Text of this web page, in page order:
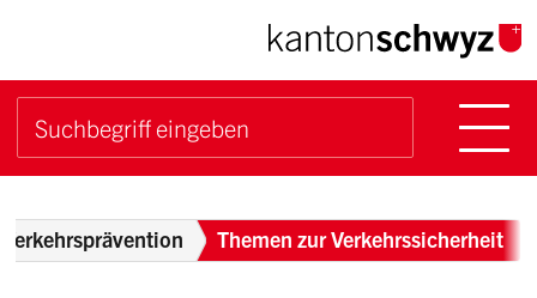
Navigieren im Kanton
Schnellnavigation
Suchbegriff
Breadcrumb
Verkehrsprävention Themen zur Verkehrssicherheit